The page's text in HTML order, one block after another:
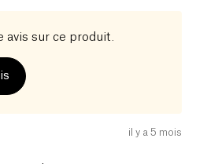
avis sur ce produit.
il y a 5 mois